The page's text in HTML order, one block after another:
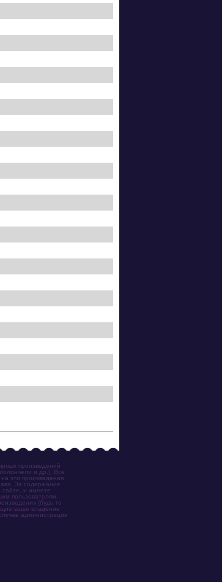
произведений
и др.). Все
эти произведения
За содержание
сайте, и имеете
пользователям,
(будь то
ваше владение
администрация